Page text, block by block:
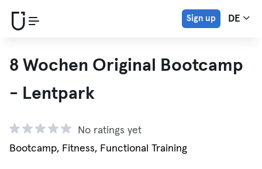
Sign up DE
8 Wochen Original Bootcamp
- Lentpark
No ratings yet
Bootcamp, Fitness, Functional Training